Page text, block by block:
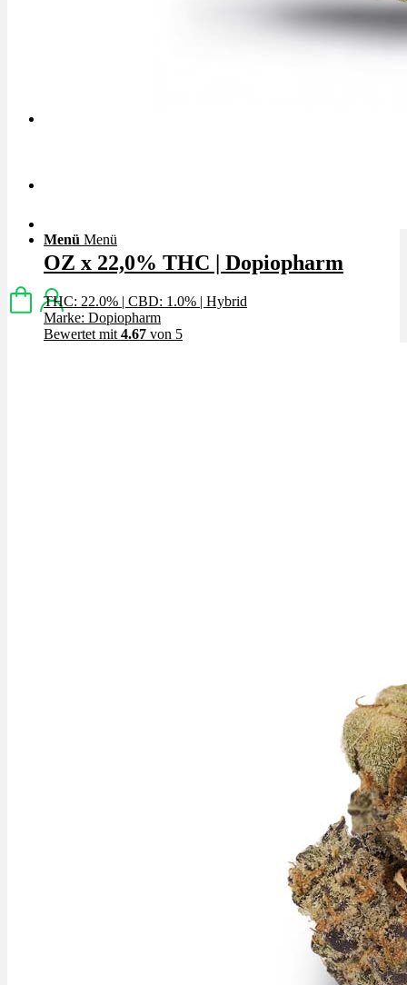
Menü Menü
OZ x 22,0% THC | Dopiopharm
THC: 22.0% | CBD: 1.0% | Hybrid
Marke: Dopiopharm
Bewertet mit 4.67 von 5